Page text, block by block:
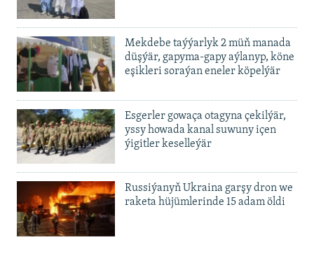
Mekdebe taýýarlyk 2 müň manada
düşýär, gapyma-gapy aýlanyp, köne
eşikleri soraýan eneler köpelýär
Esgerler gowaça otagyna çekilýär,
yssy howada kanal suwuny içen
ýigitler keselleýär
Russiýanyň Ukraina garşy dron we
raketa hüjümlerinde 15 adam öldi